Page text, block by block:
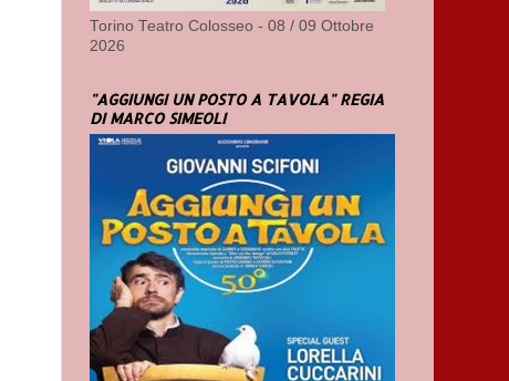
Torino Teatro Colosseo - 08 / 09 Ottobre
2026
"AGGIUNGI UN POSTO A TAVOLA" REGIA
DI MARCO SIMEOLI